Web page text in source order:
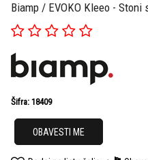
Biamp / EVOKO Kleeo -
Šifra: 18409
OBAVESTI ME